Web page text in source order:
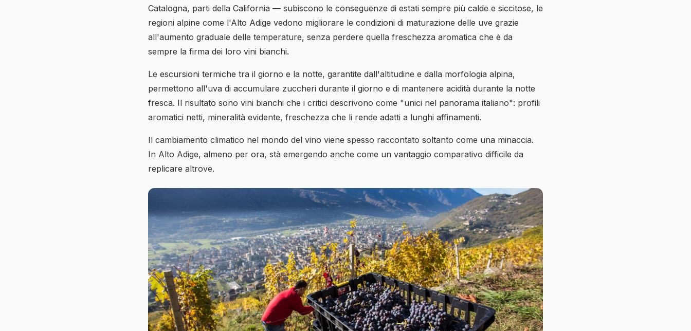
Catalogna, parti della California — subiscono le conseguenze di estati sempre più calde e siccitose, le
regioni alpine come l'Alto Adige vedono migliorare le condizioni di maturazione delle uve grazie
all'aumento graduale delle temperature, senza perdere quella freschezza aromatica che è da
sempre la firma dei loro vini bianchi.
Le escursioni termiche tra il giorno e la notte, garantite dall'altitudine e dalla morfologia alpina,
permettono all'uva di accumulare zuccheri durante il giorno e di mantenere acidità durante la notte
fresca. Il risultato sono vini bianchi che i critici descrivono come "unici nel panorama italiano": profili
aromatici netti, mineralità evidente, freschezza che li rende adatti a lunghi affinamenti.
Il cambiamento climatico nel mondo del vino viene spesso raccontato soltanto come una minaccia.
In Alto Adige, almeno per ora, stà emergendo anche come un vantaggio comparativo difficile da
replicare altrove.